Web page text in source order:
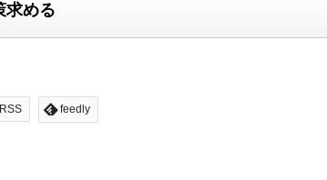
求める
RSS feedly